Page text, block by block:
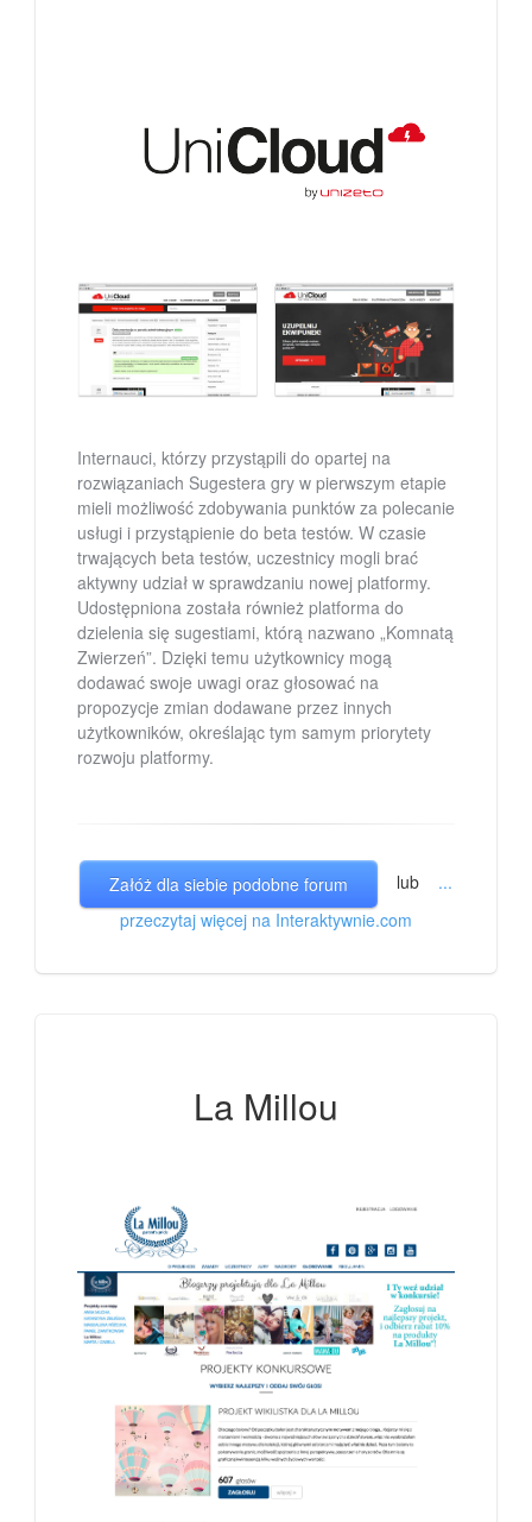
Internauci, którzy przystąpili do opartej na
rozwiązaniach Sugestera gry w pierwszym etapie
mieli możliwość zdobywania punktów za polecanie
usługi i przystąpienie do beta testów. W czasie
trwających beta testów, uczestnicy mogli brać
aktywny udział w sprawdzaniu nowej platformy.
Udostępniona została również platforma do
dzielenia się sugestiami, którą nazwano „Komnatą
Zwierzeń”. Dzięki temu użytkownicy mogą
dodawać swoje uwagi oraz głosować na
propozycje zmian dodawane przez innych
użytkowników, określając tym samym priorytety
rozwoju platformy.
Załóż dla siebie podobne forum lub ...
przeczytaj więcej na Interaktywnie.com
La Millou